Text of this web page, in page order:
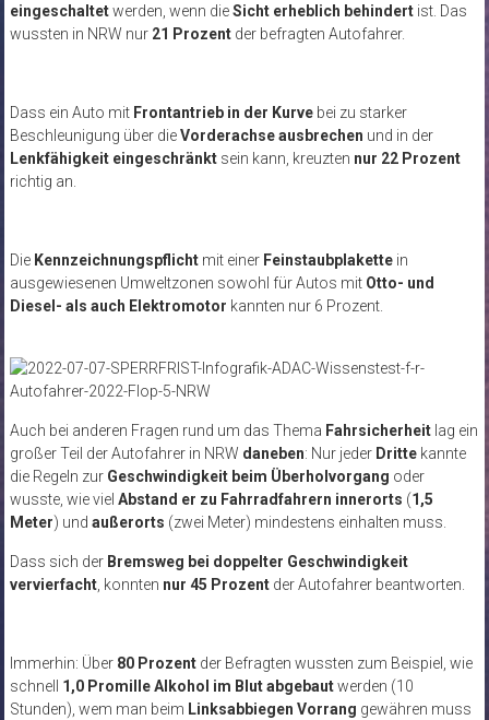
eingeschaltetwerden, wenn dieSicht erheblich behindertist. Das
wussten in NRW nur 21 Prozentder befragten Autofahrer.
Dass ein Auto mit Frontantrieb in der Kurvebei zu starker
Beschleunigung über dieVorderachse ausbrechen und in der
Lenkfähigkeit eingeschränktsein kann, kreuzten nur 22 Prozent
richtig an.
Die Kennzeichnungspflichtmit einer Feinstaubplakettein
ausgewiesenen Umweltzonen sowohl für Autos mit Otto- und
Diesel- als auch Elektromotor kannten nur 6 Prozent.
Auch bei anderen Fragen rund um das Thema Fahrsicherheitlag ein
großer Teil der Autofahrer in NRW daneben: Nur jeder Drittekannte
die Regeln zur Geschwindigkeit beim Überholvorgang oder
wusste, wie viel Abstand er zu Fahrradfahrern innerorts (1,5
Meter) und außerorts (zwei Meter) mindestens einhalten muss.
Dass sich der Bremsweg bei doppelter Geschwindigkeit
vervierfacht, konnten nur 45 Prozentder Autofahrer beantworten.
Immerhin: Über 80 Prozentder Befragten wussten zum Beispiel, wie
schnell 1,0 Promille Alkohol im Blut abgebautwerden (10
Stunden), wem man beim Linksabbiegen Vorrang gewähren muss